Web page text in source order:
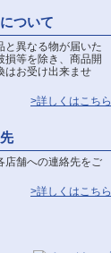
ついて
と異なる物が届いた
損等を除き、商品開
はお受け出来ませ
>詳しくはこちら
店舗への連絡先をご
>詳しくはこちら